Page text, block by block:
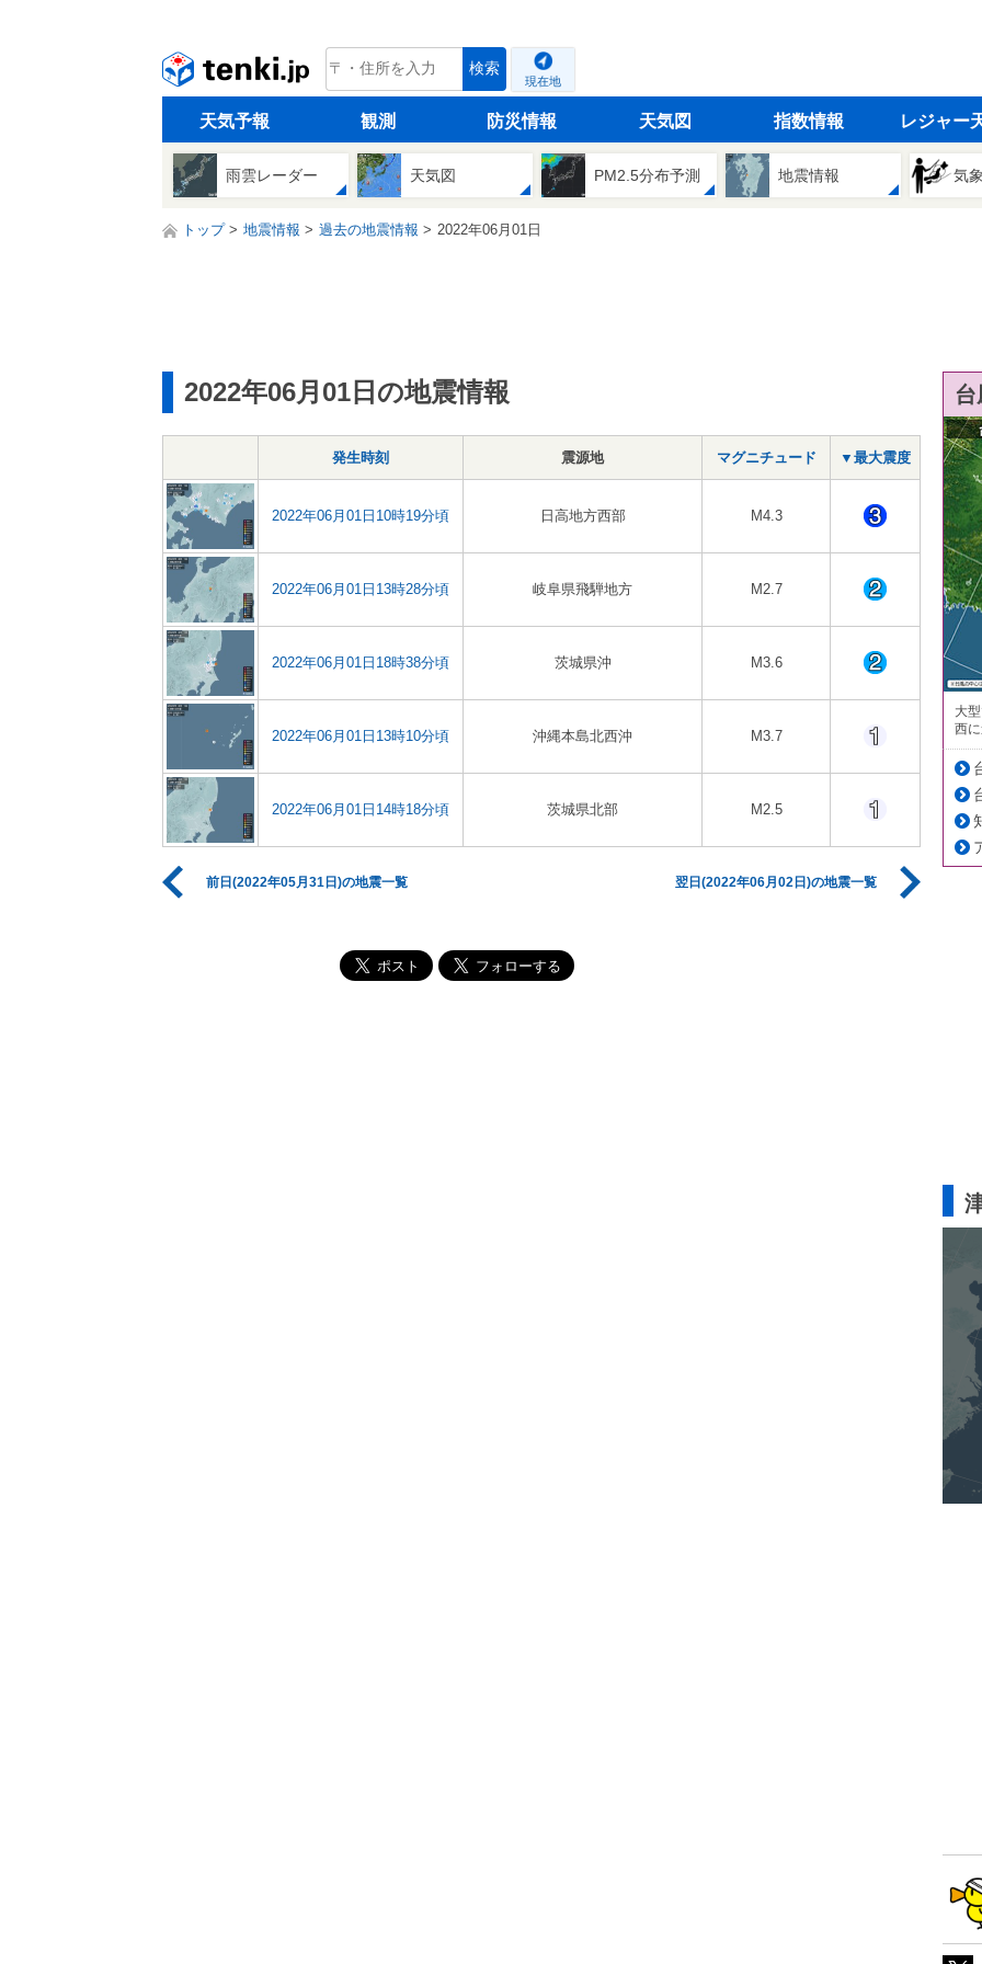
tenki.jp 検索
現在地
天気予報 観測 防災情報 天気図 指数情報 レジャー
雨雲レーダー 天気図 PM2.5分布予測 地震情報 気
トップ 地震情報 過去の地震情報 2022年06月01日
2022年06月01日の地震情報
発生時刻 震源地 マグニチュード ▼最大震度
2022年06月01日10時19分頃 日高地方西部 M4.3
2022年06月01日13時28分頃 岐阜県飛騨地方 M2.7
2022年06月01日18時38分頃 茨城県沖 M3.6
2022年06月01日13時10分頃 沖縄本島北西沖 M3.7
2022年06月01日14時18分頃 茨城県北部 M2.5
前日(2022年05月31日)の地震一覧 翌日(2022年06月02日)の地震一覧
大
西